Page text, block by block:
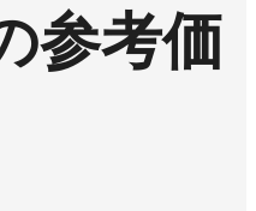
参考価